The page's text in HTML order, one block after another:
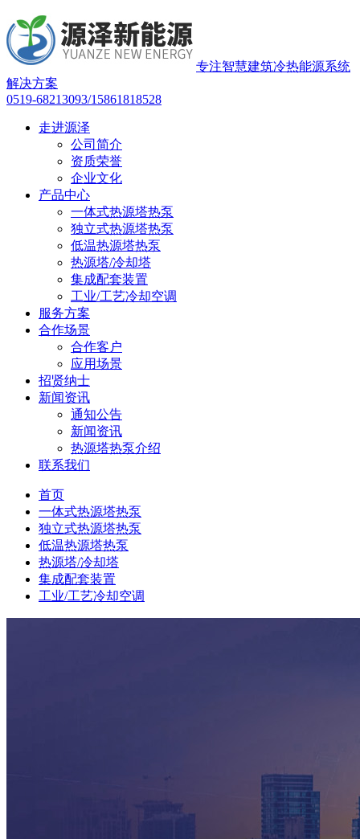
专注智慧建筑冷热能源系统
解决方案
0519-68213093/15861818528
走进源泽
公司简介
资质荣誉
企业文化
产品中心
一体式热源塔热泵
独立式热源塔热泵
低温热源塔热泵
热源塔/冷却塔
集成配套装置
工业/工艺冷却空调
服务方案
合作场景
合作客户
应用场景
招贤纳士
新闻资讯
通知公告
新闻资讯
热源塔热泵介绍
联系我们
首页
一体式热源塔热泵
独立式热源塔热泵
低温热源塔热泵
热源塔/冷却塔
集成配套装置
工业/工艺冷却空调